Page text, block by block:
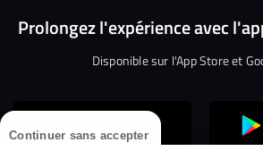
Continuer sans accepter
Prolongez l'expérience avec
Disponible sur l'App Store et